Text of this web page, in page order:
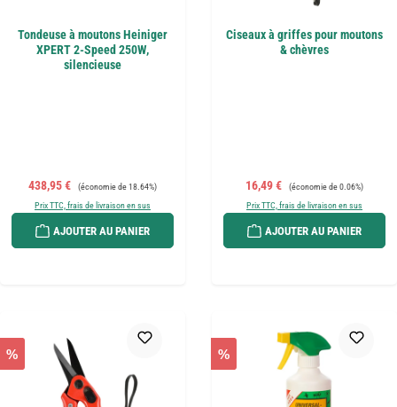
Tondeuse à moutons Heiniger
XPERT 2-Speed 250W,
silencieuse
Prix de vente :
438,95 € Prix régulier :
(économie de 18.64%)
Prix TTC, frais de livraison en sus
AJOUTER AU PANIER
Ciseaux à griffes pour moutons
& chèvres
Prix de vente :
16,49 € Prix régulier :
(économie de 0.06%)
Prix TTC, frais de livraison en sus
AJOUTER AU PANIER
% %